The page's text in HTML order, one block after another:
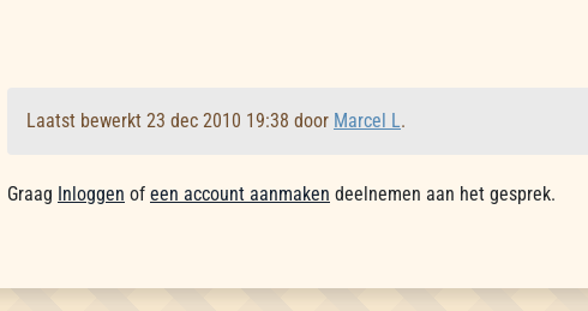
Laatst bewerkt 23 dec 2010 19:38 door Marcel L.
Graag Inloggen of een account aanmaken deelnemen aan het gesprek.